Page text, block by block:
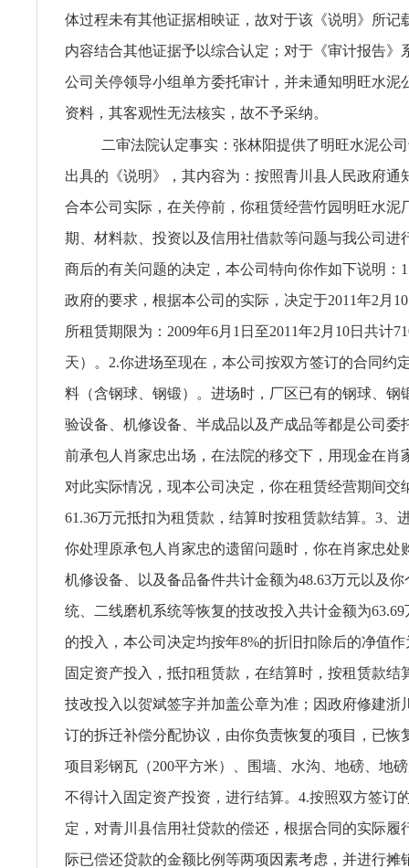
体过程未有其他证据相映证，故对于该《说明》所记
内容结合其他证据予以综合认定；对于《审计报告》
公司关停领导小组单方委托审计，并未通知明旺水泥
资料，其客观性无法核实，故不予采纳。
二审法院认定事实：张林阳提供了明旺水泥公
出具的《说明》，其内容为：按照青川县人民政府通
合本公司实际，在关停前，你租赁经营竹园明旺水泥
期、材料款、投资以及信用社借款等问题与我公司进
商后的有关问题的决定，本公司特向你作如下说明：
政府的要求，根据本公司的实际，决定于2011年2月
所租赁期限为：2009年6月1日至2011年2月10日共计
天）。2.你进场至现在，本公司按双方签订的合同约
料（含钢球、钢锻）。进场时，厂区已有的钢球、钢
验设备、机修设备、半成品以及产成品等都是公司委
前承包人肖家忠出场，在法院的移交下，用现金在肖
对此实际情况，现本公司决定，你在租赁经营期间交
61.36万元抵扣为租赁款，结算时按租赁款结算。3、
你处理原承包人肖家忠的遗留问题时，你在肖家忠处
机修设备、以及备品备件共计金额为48.63万元以及
统、二线磨机系统等恢复的技改投入共计金额为
的投入，本公司决定均按年8%的折旧扣除后的净值
固定资产投入，抵扣租赁款，在结算时，按租赁款结
技改投入以贺斌签字并加盖公章为准；因政府修建浙
订的拆迁补偿分配协议，由你负责恢复的项目，已恢
项目彩钢瓦（200平方米）、围墙、水沟、地磅、地
不得计入固定资产投资，进行结算。4.按照双方签订
定，对青川县信用社贷款的偿还，根据合同的实际履
际已偿还贷款的金额比例等两项因素考虑，并进行摊